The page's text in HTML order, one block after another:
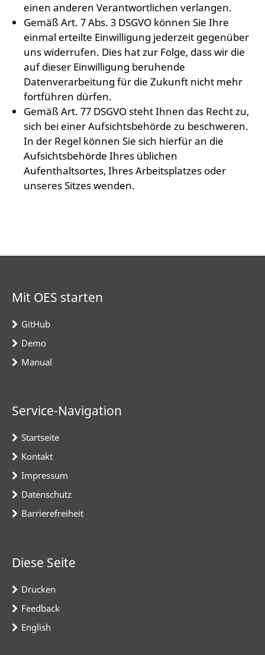
einen anderen Verantwortlichen verlangen.
Gemäß Art. 7 Abs. 3 DSGVO können Sie Ihre
einmal erteilte Einwilligung jederzeit gegenüber
uns widerrufen. Dies hat zur Folge, dass wir die
auf dieser Einwilligung beruhende
Datenverarbeitung für die Zukunft nicht mehr
fortführen dürfen.
Gemäß Art. 77 DSGVO steht Ihnen das Recht zu,
sich bei einer Aufsichtsbehörde zu beschweren.
In der Regel können Sie sich hierfür an die
Aufsichtsbehörde Ihres üblichen
Aufenthaltsortes, Ihres Arbeitsplatzes oder
unseres Sitzes wenden.
Mit OES starten
GitHub
Demo
Manual
Service-Navigation
Startseite
Kontakt
Impressum
Datenschutz
Barrierefreiheit
Diese Seite
Drucken
Feedback
English